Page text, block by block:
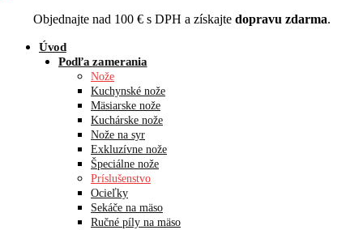
Objednajte nad 100 € s DPH a získajte dopravu zdarma.
Úvod
Podľa zamerania
Nože
Kuchynské nože
Mäsiarske nože
Kuchárske nože
Nože na syr
Exkluzívne nože
Špeciálne nože
Príslušenstvo
Ocieľky
Sekáče na mäso
Ručné píly na mäso